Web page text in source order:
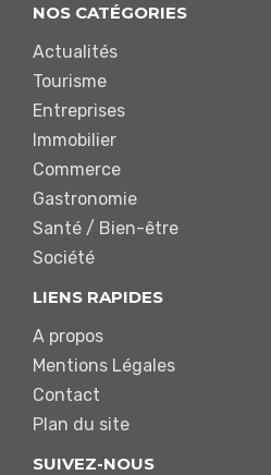
NOS CATÉGORIES
Actualités
Tourisme
Entreprises
Immobilier
Commerce
Gastronomie
Santé / Bien-être
Société
LIENS RAPIDES
A propos
Mentions Légales
Contact
Plan du site
SUIVEZ-NOUS